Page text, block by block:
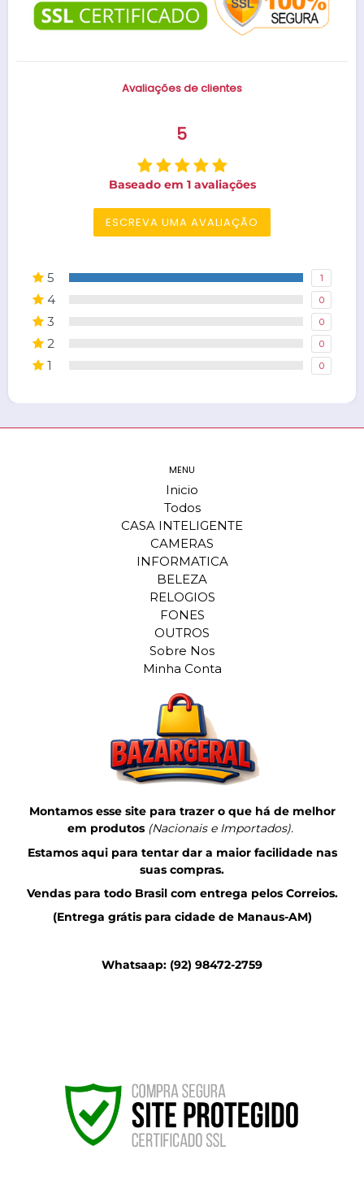
Avaliações de clientes
5
Baseado em 1 avaliações
ESCREVA UMA AVALIAÇÃO
5 1
4 0
3 0
2 0
1 0
MENU
Inicio
Todos
CASA INTELIGENTE
CAMERAS
INFORMATICA
BELEZA
RELOGIOS
FONES
OUTROS
Sobre Nos
Minha Conta
Montamos esse site para trazer o que há de melhor
em produtos (Nacionais e Importados).
Estamos aqui para tentar dar a maior facilidade nas
suas compras.
Vendas para todo Brasil com entrega pelos Correios.
(Entrega grátis para cidade de Manaus-AM)
Whatsaap: (92) 98472-2759